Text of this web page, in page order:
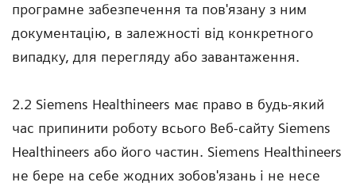
програмне забезпечення та пов'язану з ним
документацію, в залежності від конкретного
випадку, для перегляду або завантаження.
2.2 Siemens Healthineers має право в будь-який
час припинити роботу всього Веб-сайту Siemens
Healthineers або його частин. Siemens Healthineers
не бере на себе жодних зобов'язань і не несе